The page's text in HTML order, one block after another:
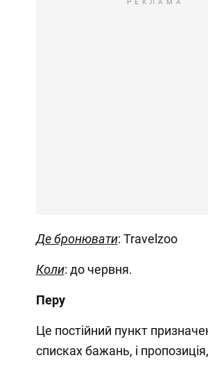
РЕКЛАМА
Де бронювати: Travelzoo
Коли: до червня.
Перу
Це постійний пункт
списках бажань, і